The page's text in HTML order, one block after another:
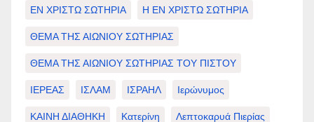
ΕΝ ΧΡΙΣΤΩ ΣΩΤΗΡΙΑ Η ΕΝ ΧΡΙΣΤΩ ΣΩΤΗΡΙΑ
ΘΕΜΑ ΤΗΣ ΑΙΩΝΙΟΥ ΣΩΤΗΡΙΑΣ
ΘΕΜΑ ΤΗΣ ΑΙΩΝΙΟΥ ΣΩΤΗΡΙΑΣ ΤΟΥ ΠΙΣΤΟΥ
ΙΕΡΕΑΣ ΙΣΛΑΜ ΙΣΡΑΗΛ Ιερώνυμος
ΚΑΙΝΗ ΔΙΑΘΗΚΗ Κατερίνη Λεπτοκαρυά Πιερίας